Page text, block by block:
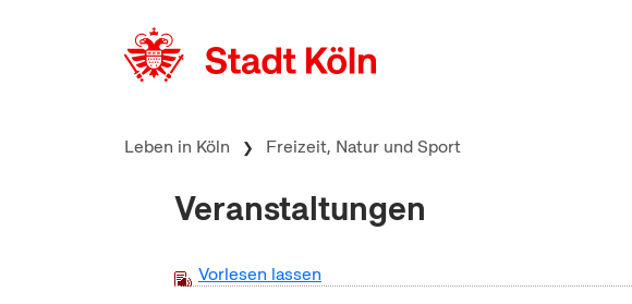
Leben in Köln Freizeit, Natur und Sport
Veranstaltungen
Vorlesen lassen